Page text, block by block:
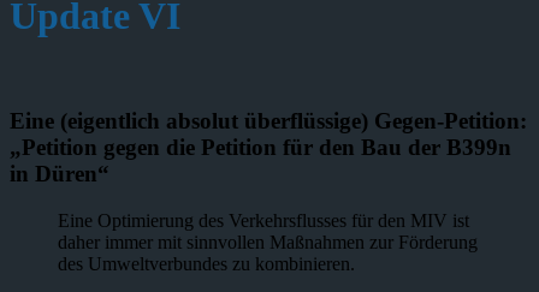
Update VI
Eine (eigentlich absolut überflüssige) Gegen-Petition:
„Petition gegen die Petition für den Bau der B399n
in Düren“
Eine Optimierung des Verkehrsflusses für den MIV ist
daher immer mit sinnvollen Maßnahmen zur Förderung
des Umweltverbundes zu kombinieren.